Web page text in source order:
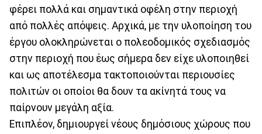
φέρει πολλά και σημαντικά οφέλη στην περιοχή
από πολλές απόψεις. Αρχικά, με την υλοποίηση του
έργου ολοκληρώνεται ο πολεοδομικός σχεδιασμός
στην περιοχή που έως σήμερα δεν είχε υλοποιηθεί
και ως αποτέλεσμα τακτοποιούνται περιουσίες
πολιτών οι οποίοι θα δουν τα ακίνητά τους να
παίρνουν μεγάλη αξία.
Επιπλέον, δημιουργεί νέους δημόσιους χώρους που